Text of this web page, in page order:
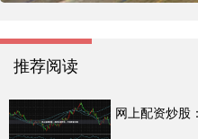
推荐阅读
网上配资炒股